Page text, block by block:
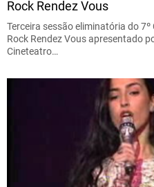
Rock Rendez Vous
Terceira sessão eliminatória do
Rock Rendez Vous apresentado
Cineteatro…